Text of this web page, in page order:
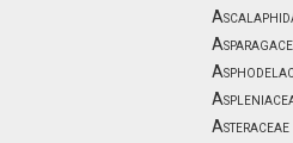
Asteraceae